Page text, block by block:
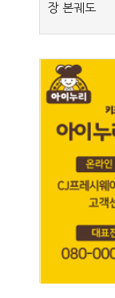
장 본궤도